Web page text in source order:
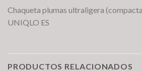
Chaqueta plumas ultraligera
UNIQLO ES
PRODUCTOS RELACIONADOS